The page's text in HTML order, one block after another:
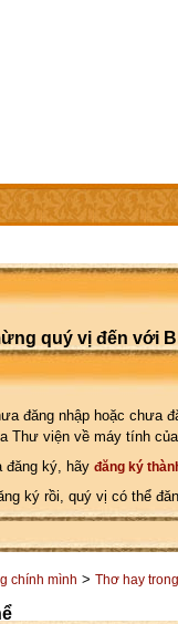
CỦA CÁC THÀNH
quý vị đến với
đăng nhập hoặc chưa
Thư viện về máy tính
đăng ký, hãy đăng ký
ký rồi, quý vị có thể
chính mình > Thơ hay